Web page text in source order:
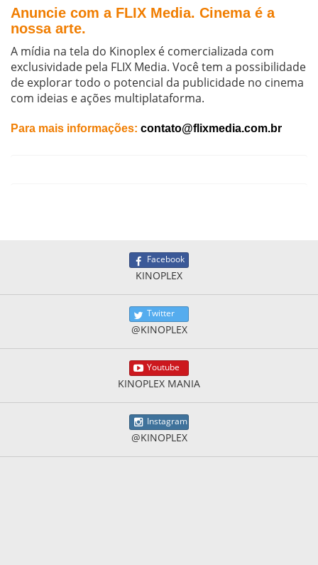
Anuncie com a FLIX Media. Cinema é a
nossa arte.
A mídia na tela do Kinoplex é comercializada com
exclusividade pela FLIX Media. Você tem a possibilidade
de explorar todo o potencial da publicidade no cinema
com ideias e ações multiplataforma.
Para mais informações: contato@flixmedia.com.br
Facebook
KINOPLEX
Twitter
@KINOPLEX
Youtube
KINOPLEX MANIA
Instagram
@KINOPLEX